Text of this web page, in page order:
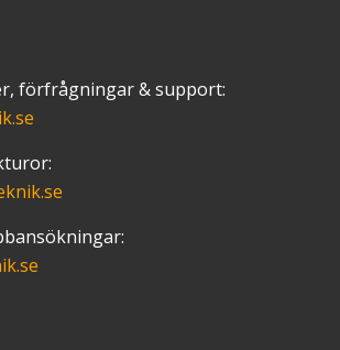
förfrågningar & support: